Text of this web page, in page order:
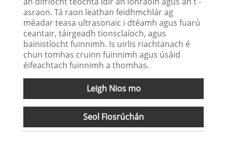
asraon. Tá raon leathan feidhmchlár ag
méadar teasa ultrasonaic i dtéamh agus fuarú
ceantair, táirgeadh tionsclaíoch, agus
bainistíocht fuinnimh. Is uirlis riachtanach é
chun tomhas cruinn fuinnimh agus úsáid
éifeachtach fuinnimh a thomhas.
Leigh Nios mo
Seol Fiosrúchán